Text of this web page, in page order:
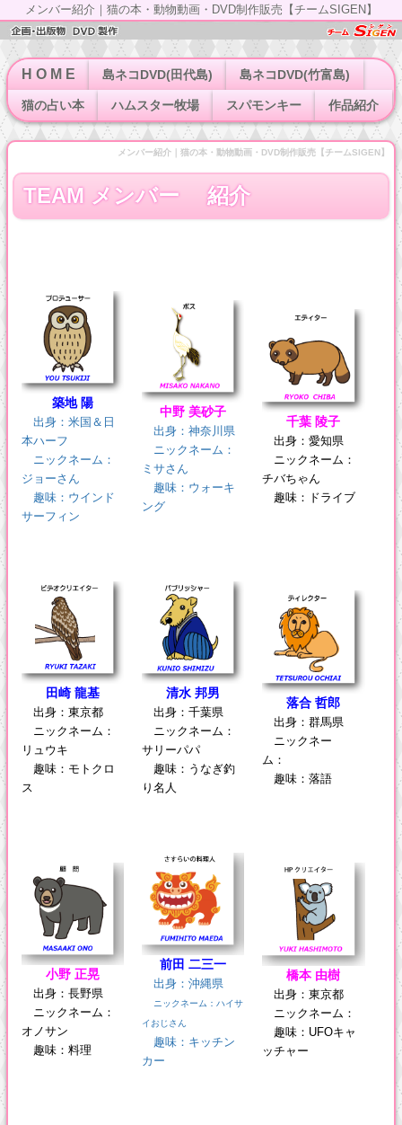
メンバー紹介｜猫の本・動物動画・DVD制作販売【チームSIGEN】
H O M E 島ネコDVD(田代島) 島ネコDVD(竹富島)
猫の占い本 ハムスター牧場 スパモンキー 作品紹介
メンバー紹介｜猫の本・動物動画・DVD制作販売【チームSIGEN】
TEAM メンバー 紹介
築地 陽
出身：米国＆日
本ハーフ
ニックネーム：
ジョーさん
趣味：ウインド
サーフィン
中野 美砂子
出身：神奈川県
ニックネーム：
ミサさん
趣味：ウォーキ
ング
千葉 陵子
出身：愛知県
ニックネーム：
チバちゃん
趣味：ドライブ
田崎 龍基
出身：東京都
ニックネーム：
リュウキ
趣味：モトクロ
ス
清水 邦男
出身：千葉県
ニックネーム：
サリーパパ
趣味：うなぎ釣
り名人
落合 哲郎
出身：群馬県
ニックネー
ム：
趣味：落語
小野 正晃
出身：長野県
ニックネーム：
オノサン
趣味：料理
前田 二三一
出身：沖縄県
ニックネーム：ハイサ
イおじさん
趣味：キッチン
カー
橋本 由樹
出身：東京都
ニックネーム：
趣味：UFOキャ
ッチャー